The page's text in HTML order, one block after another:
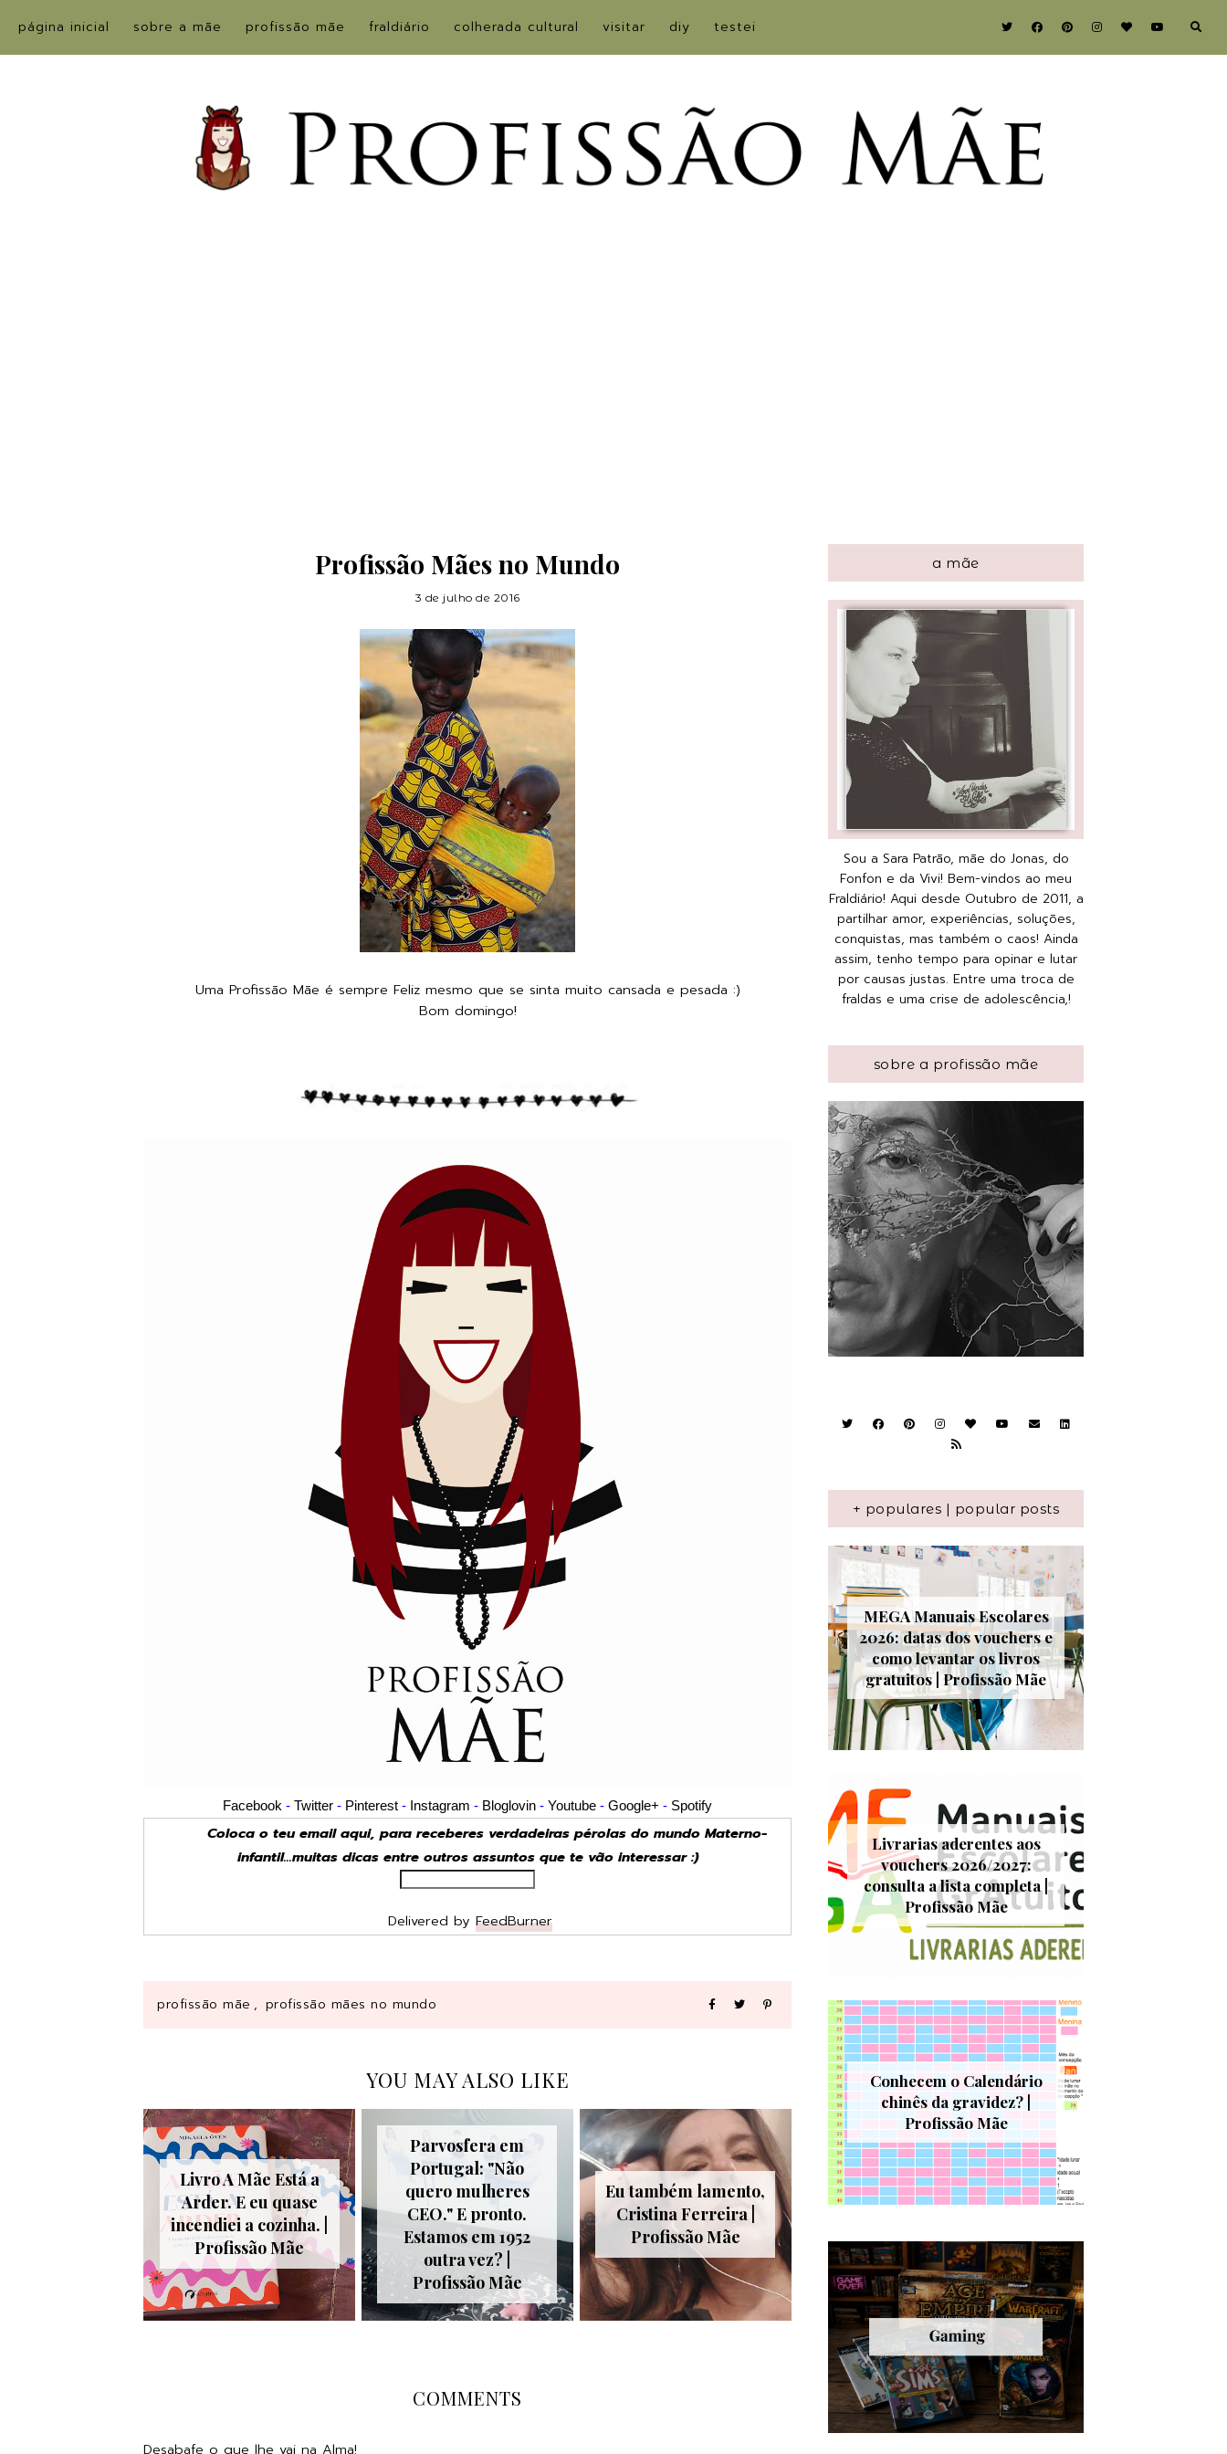
página inicial sobre a mãe profissão mãe fraldiário colherada cultural visitar diy testei
Profissão Mães no Mundo
3 de julho de 2016
Uma Profissão Mãe é sempre Feliz mesmo que se sinta muito cansada e pesada :)
Bom domingo!
Facebook - Twitter - Pinterest - Instagram - Bloglovin - Youtube - Google+ - Spotify
Coloca o teu email aqui, para receberes verdadeiras pérolas do mundo Materno-
infantil...muitas dicas entre outros assuntos que te vão interessar :)
Delivered by FeedBurner
profissão mãe , profissão mães no mundo
YOU MAY ALSO LIKE
Livro A Mãe Está a
Arder. E eu quase
incendiei a cozinha. |
Profissão Mãe
Parvosfera em
Portugal: "Não
quero mulheres
CEO." E pronto.
Estamos em 1952
outra vez? |
Profissão Mãe
Eu também lamento,
Cristina Ferreira |
Profissão Mãe
COMMENTS
Desabafe o que lhe vai na Alma!
a mãe
Sou a Sara Patrão, mãe do Jonas, do
Fonfon e da Vivi! Bem-vindos ao meu
Fraldiário! Aqui desde Outubro de 2011, a
partilhar amor, experiências, soluções,
conquistas, mas também o caos! Ainda
assim, tenho tempo para opinar e lutar
por causas justas. Entre uma troca de
fraldas e uma crise de adolescência,!
sobre a profissão mãe
+ populares | popular posts
MEGA Manuais Escolares
2026: datas dos vouchers e
como levantar os livros
gratuitos | Profissão Mãe
Livrarias aderentes aos
vouchers 2026/2027:
consulta a lista completa |
Profissão Mãe
Conhecem o Calendário
chinês da gravidez? |
Profissão Mãe